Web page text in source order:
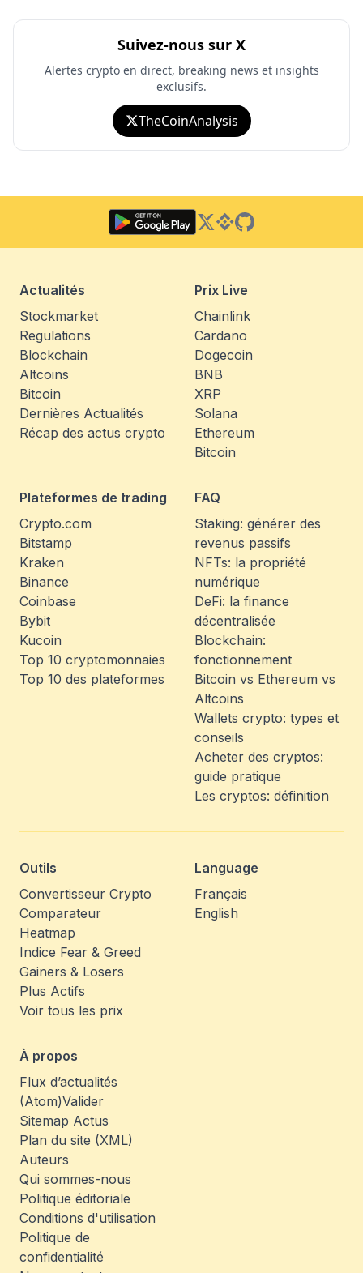
Suivez-nous sur X
Alertes crypto en direct, breaking news et insights
exclusifs.
TheCoinAnalysis
Twitter
Binance Square
GitHub
Actualités
Stockmarket
Regulations
Blockchain
Altcoins
Bitcoin
Dernières Actualités
Récap des actus crypto
Prix Live
Chainlink
Cardano
Dogecoin
BNB
XRP
Solana
Ethereum
Bitcoin
Plateformes de trading
Crypto.com
Bitstamp
Kraken
Binance
Coinbase
Bybit
Kucoin
Top 10 cryptomonnaies
Top 10 des plateformes
FAQ
Staking: générer des
revenus passifs
NFTs: la propriété
numérique
DeFi: la finance
décentralisée
Blockchain:
fonctionnement
Bitcoin vs Ethereum vs
Altcoins
Wallets crypto: types et
conseils
Acheter des cryptos:
guide pratique
Les cryptos: définition
Outils
Convertisseur Crypto
Comparateur
Heatmap
Indice Fear & Greed
Gainers & Losers
Plus Actifs
Voir tous les prix
Language
Français
English
À propos
Flux d’actualités
(Atom)Valider
Sitemap Actus
Plan du site (XML)
Auteurs
Qui sommes-nous
Politique éditoriale
Conditions d'utilisation
Politique de
confidentialité